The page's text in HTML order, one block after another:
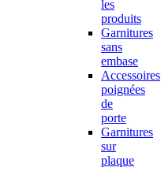
les
produits
Garnitures
sans
embase
Accessoires
poignées
de
porte
Garnitures
sur
plaque